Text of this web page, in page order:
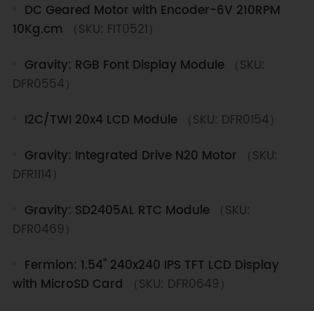
DC Geared Motor with Encoder-6V 210RPM
10Kg.cm
（SKU: FIT0521）
Gravity: RGB Font Display Module （SKU:
DFR0554）
I2C/TWI 20x4 LCD Module （SKU: DFR0154）
Gravity: Integrated Drive N20 Motor
（SKU:
DFR1114）
Gravity: SD2405AL RTC Module （SKU:
DFR0469）
Fermion: 1.54" 240x240 IPS TFT LCD Display
with MicroSD Card
（SKU: DFR0649）